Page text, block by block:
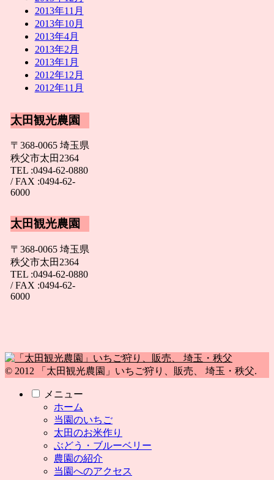
2013年11月
2013年10月
2013年4月
2013年2月
2013年1月
2012年12月
2012年11月
太田観光農園
〒368-0065 埼玉県
秩父市太田2364
TEL :0494-62-0880
/ FAX :0494-62-
6000
太田観光農園
〒368-0065 埼玉県
秩父市太田2364
TEL :0494-62-0880
/ FAX :0494-62-
6000
© 2012 「太田観光農園」いちご狩り、販売、 埼玉・秩父.
メニュー
ホーム
当園のいちご
太田のお米作り
ぶどう・ブルーベリー
農園の紹介
当園へのアクセス